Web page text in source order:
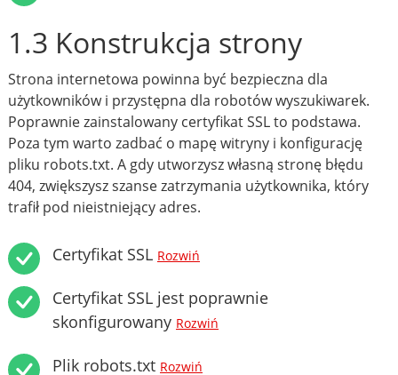
1.3 Konstrukcja strony
Strona internetowa powinna być bezpieczna dla
użytkowników i przystępna dla robotów wyszukiwarek.
Poprawnie zainstalowany certyfikat SSL to podstawa.
Poza tym warto zadbać o mapę witryny i konfigurację
pliku robots.txt. A gdy utworzysz własną stronę błędu
404, zwiększysz szanse zatrzymania użytkownika, który
trafił pod nieistniejący adres.
Certyfikat SSL Rozwiń
Certyfikat SSL jest poprawnie
skonfigurowany Rozwiń
Plik robots.txt Rozwiń